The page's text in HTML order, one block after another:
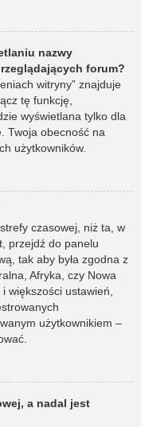
nazwy
forum?
witryny” znajduje
tę funkcję,
wyświetlana tylko dla
Twoja obecność na
użytkowników.
czasowej, niż ta, w
przejdź do panelu
tak aby była zgodna z
Afryka, czy Nowa
większości ustawień,
użytkownikiem –
a nadal jest